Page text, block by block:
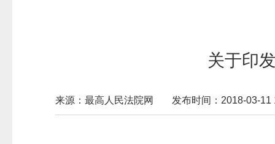
关于印
来源：最高人民法院网 发布时间：2018-03-11